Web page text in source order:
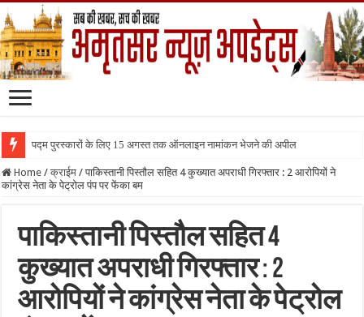
पद्म पुरस्कारों के लिए 15 अगस्त तक ऑनलाइन नामांकन भेजने की अपील
Home / क्राईम / पाकिस्तानी पिस्तौल सहित 4 कुख्यात अपराधी गिरफ्तार : 2 आरोपियों ने
कांग्रेस नेता के पेट्रोल पंप पर फेंका बम
पाकिस्तानी पिस्तौल सहित 4
कुख्यात अपराधी गिरफ्तार : 2
आरोपियों ने कांग्रेस नेता के पेट्रोल